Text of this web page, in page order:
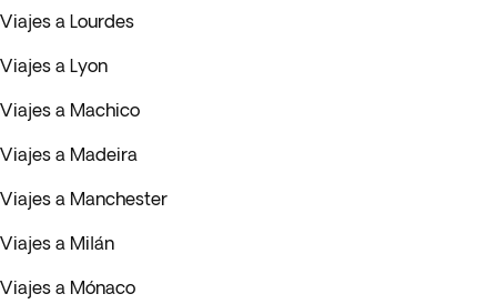
Viajes a Lourdes
Viajes a Lyon
Viajes a Machico
Viajes a Madeira
Viajes a Manchester
Viajes a Milán
Viajes a Mónaco